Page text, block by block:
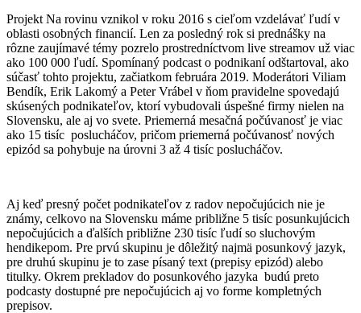
Projekt Na rovinu vznikol v roku 2016 s cieľom vzdelávať ľudí v
oblasti osobných financií. Len za posledný rok si prednášky na
rôzne zaujímavé témy pozrelo prostredníctvom live streamov už viac
ako 100 000 ľudí. Spomínaný podcast o podnikaní odštartoval, ako
súčasť tohto projektu, začiatkom februára 2019. Moderátori Viliam
Bendík, Erik Lakomý a Peter Vrábel v ňom pravidelne spovedajú
skúsených podnikateľov, ktorí vybudovali úspešné firmy nielen na
Slovensku, ale aj vo svete. Priemerná mesačná počúvanosť je viac
ako 15 tisíc poslucháčov, pričom priemerná počúvanosť nových
epizód sa pohybuje na úrovni 3 až 4 tisíc poslucháčov.
Aj keď presný počet podnikateľov z radov nepočujúcich nie je
známy, celkovo na Slovensku máme približne 5 tisíc posunkujúcich
nepočujúcich a ďalších približne 230 tisíc ľudí so sluchovým
hendikepom. Pre prvú skupinu je dôležitý najmä posunkový jazyk,
pre druhú skupinu je to zase písaný text (prepisy epizód) alebo
titulky. Okrem prekladov do posunkového jazyka budú preto
podcasty dostupné pre nepočujúcich aj vo forme kompletných
prepisov.